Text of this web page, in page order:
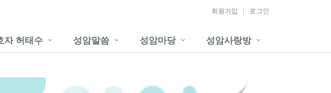
회원가입 로그인
자 허태수 성암말씀 성암마당 성암사랑방